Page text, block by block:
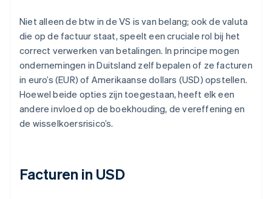
Niet alleen de btw in de VS is van belang; ook de valuta
die op de factuur staat, speelt een cruciale rol bij het
correct verwerken van betalingen. In principe mogen
ondernemingen in Duitsland zelf bepalen of ze facturen
in euro’s (EUR) of Amerikaanse dollars (USD) opstellen.
Hoewel beide opties zijn toegestaan, heeft elk een
andere invloed op de boekhouding, de vereffening en
de wisselkoersrisico’s.
Facturen in USD